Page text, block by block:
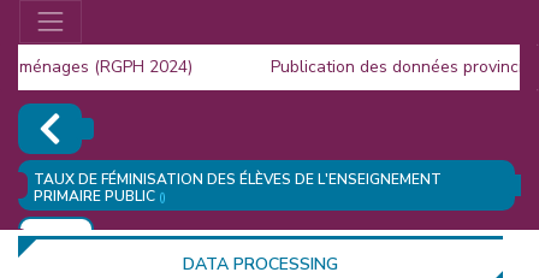
(RGPH 2024)
Publication des données
(RGPH 2024)
TAUX DE FÉMINISATION DES ÉLÈVES DE L'ENSEIGNEMENT
PRIMAIRE PUBLIC ()
ADD
DATA PROCESSING